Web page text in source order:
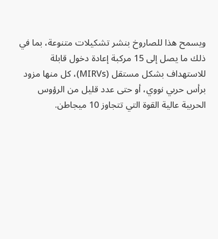
ويسمح هذا للصاروخ بنشر تشكيلات متنوعة، بما في
ذلك ما يصل إلى 15 مركبة إعادة دخول قابلة
للاستهداف بشكل مستقل (MIRVs)، كل منها مزود
برأس حربي نووي، أو حتى عدد قليل من الرؤوس
الحربية عالية القوة التي تتجاوز 10 ميجاطن.